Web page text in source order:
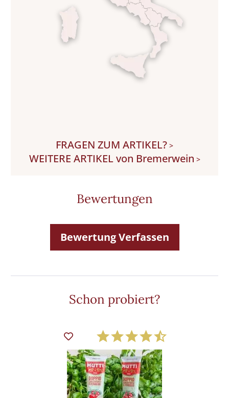
FRAGEN ZUM ARTIKEL? >
WEITERE ARTIKEL von Bremerwein >
Bewertungen
Bewertung Verfassen
Schon probiert?